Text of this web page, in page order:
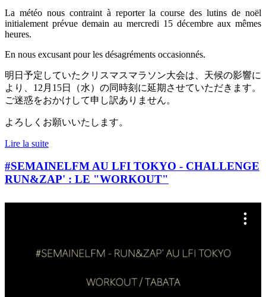
La météo nous contraint à reporter la course des lutins de noël
initialement prévue demain au mercredi 15 décembre aux mêmes
heures.
En nous excusant pour les désagréments occasionnés.
明日予定していたクリスマスマラソン大会は、天候の影響に
より、 12 月 15日（水）の同時刻に延期させていただきます。
ご迷惑をおかけして申し訳ありません。
よろしくお願いいたします。
Lire la suite
#SEMAINELFM AU LFI TOKYO - CHALLENGE
RUN&ZAP' : LE "WORKOUT"